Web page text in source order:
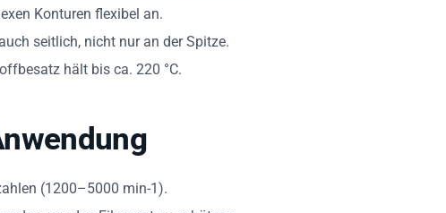
Konturen flexibel an.
seitlich, nicht nur an der Spitze.
hält bis ca. 220 °C.
(1200–5000 min-1).